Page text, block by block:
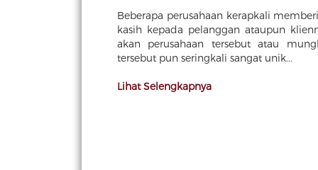
Beberapa perusahaan kerapkali
kasih kepada pelanggan ataupun
akan perusahaan tersebut atau
tersebut pun seringkali sangat unik...
Lihat Selengkapnya